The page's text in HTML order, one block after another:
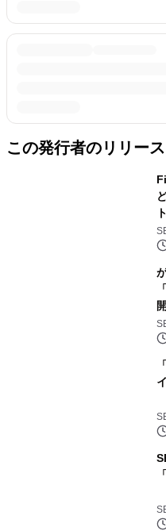
この発行者のリリース